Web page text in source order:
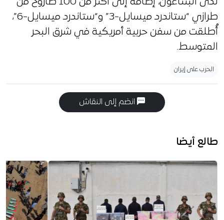
طرازي “ستاندرد ميسايل-3” و“ستاندرد ميسايل-6”،
أُطلقت من سفن حربية أمريكية في شرق البحر
المتوسط.
الحرب على إيران
انضم إلى النقاش
طالع أيضا